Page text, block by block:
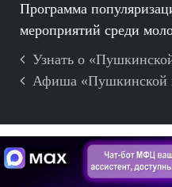
Программа
мероприятий среди
Узнать о
Афиша «Пушкинской